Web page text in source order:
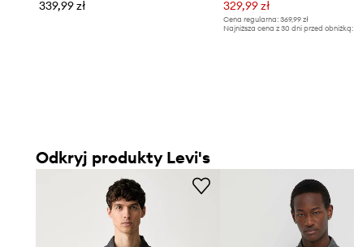
339,99 zł 329,99 zł
Cena regularna:369,99 zł
Najniższa cena z 30 dni przed obniżką:
Odkryj produkty Levi's